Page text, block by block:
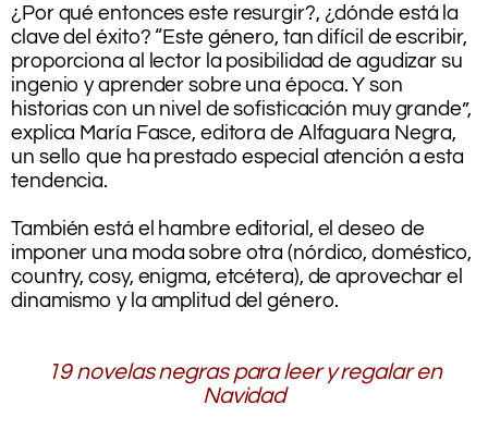
¿Por qué entonces este resurgir?, ¿dónde está la
clave del éxito? “Este género, tan difícil de escribir,
proporciona al lector la posibilidad de agudizar su
ingenio y aprender sobre una época. Y son
historias con un nivel de sofisticación muy grande”,
explica María Fasce, editora de Alfaguara Negra,
un sello que ha prestado especial atención a esta
tendencia.
También está el hambre editorial, el deseo de
imponer una moda sobre otra (nórdico, doméstico,
country, cosy, enigma, etcétera), de aprovechar el
dinamismo y la amplitud del género.
19 novelas negras para leer y regalar en
Navidad